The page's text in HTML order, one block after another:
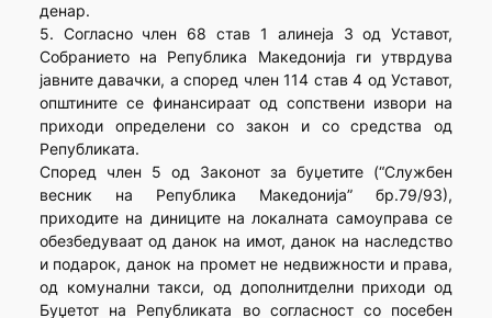
денар.
5. Согласно член 68 став 1 алинеја 3 од Уставот,
Собранието на Република Македонија ги утврдува
јавните давачки, а според член 114 став 4 од Уставот,
општините се финансираат од сопствени извори на
приходи определени со закон и со средства од
Републиката.
Според член 5 од Законот за буџетите (“Службен
весник на Република Македонија” бр.79/93),
приходите на диниците на локалната самоуправа се
обезбедуваат од данок на имот, данок на наследство
и подарок, данок на промет не недвижности и права,
од комунални такси, од дополнитделни приходи од
Буџетот на Републиката во согласност со посебен